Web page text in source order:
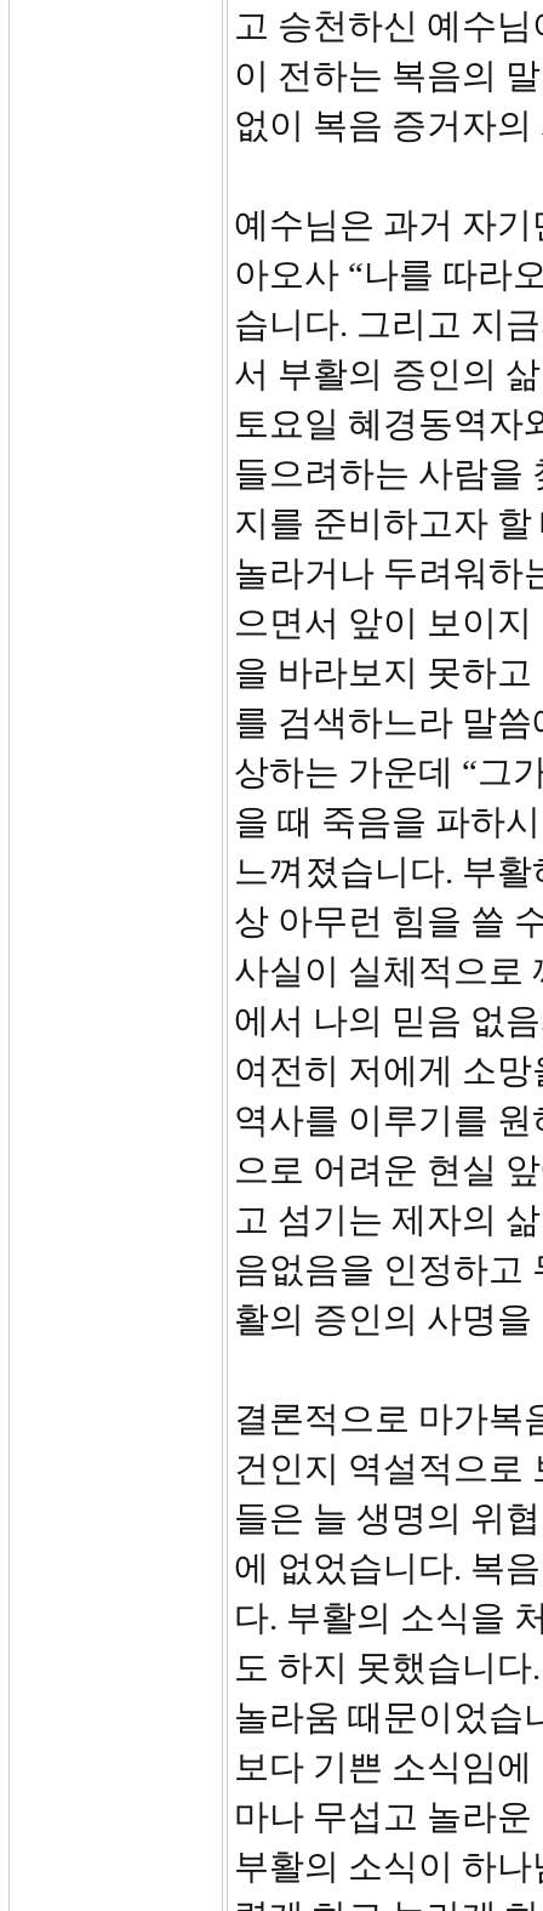
고 승천하신 예수
이 전하는 복음의
없이 복음 증거자
예수님은 과거 자
아오사 “나를 따라
습니다. 그리고 지
서 부활의 증인의
토요일 혜경동역자
들으려하는 사람을
지를 준비하고자
놀라거나 두려워하
으면서 앞이 보이
을 바라보지 못하
를 검색하느라 말
상하는 가운데 “그
을 때 죽음을 파하
느껴졌습니다. 부
상 아무런 힘을 쓸
사실이 실체적으로
에서 나의 믿음 없
여전히 저에게 소
역사를 이루기를
으로 어려운 현실
고 섬기는 제자의
음없음을 인정하고
활의 증인의 사명
결론적으로 마가복
건인지 역설적으로
들은 늘 생명의 위
에 없었습니다. 복
다. 부활의 소식을
도 하지 못했습니
놀라움 때문이었습
보다 기쁜 소식임
마나 무섭고 놀라
부활의 소식이 하